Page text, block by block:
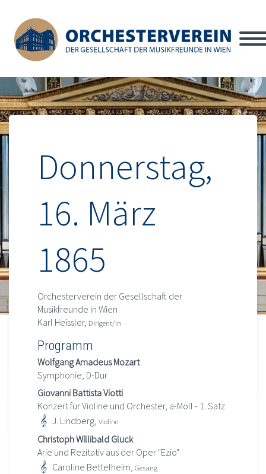
Donnerstag,
16. März
1865
Orchesterverein der Gesellschaft der
Musikfreunde in Wien
Karl Heissler, Dirigent/in
Programm
Wolfgang Amadeus Mozart
Symphonie, D-Dur
Giovanni Battista Viotti
Konzert für Violine und Orchester, a-Moll - 1. Satz
J. Lindberg, Violine
Christoph Willibald Gluck
Arie und Rezitativ aus der Oper "Ezio"
Caroline Bettelheim, Gesang